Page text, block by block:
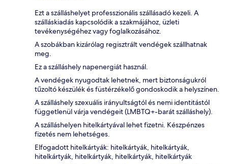
Ezt a szálláshelyet professzionális szállásadó kezeli. A
szálláskiadás kapcsolódik a szakmájához, üzleti
tevékenységéhez vagy foglalkozásához.
A szobákban kizárólag regisztrált vendégek szállhatnak
meg.
Ez a szálláshely napenergiát használ.
A vendégek nyugodtak lehetnek, mert biztonságukról
tűzoltó készülék és füstérzékelő gondoskodik a helyszínen.
A szálláshely szexuális irányultságtól és nemi identitástól
függetlenül várja vendégeit (LMBTQ+-barát szálláshely).
A szálláshelyen hitelkártyával lehet fizetni. Készpénzes
fizetés nem lehetséges.
Elfogadott hitelkártyák: hitelkártyák, hitelkártyák,
hitelkártyák, hitelkártyák, hitelkártyák, hitelkártyák